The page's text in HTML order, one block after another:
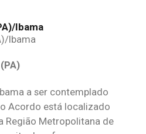
Ibama
a ser contemplado
Acordo está localizado
Região Metropolitana de